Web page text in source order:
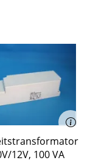
12V, 100 VA